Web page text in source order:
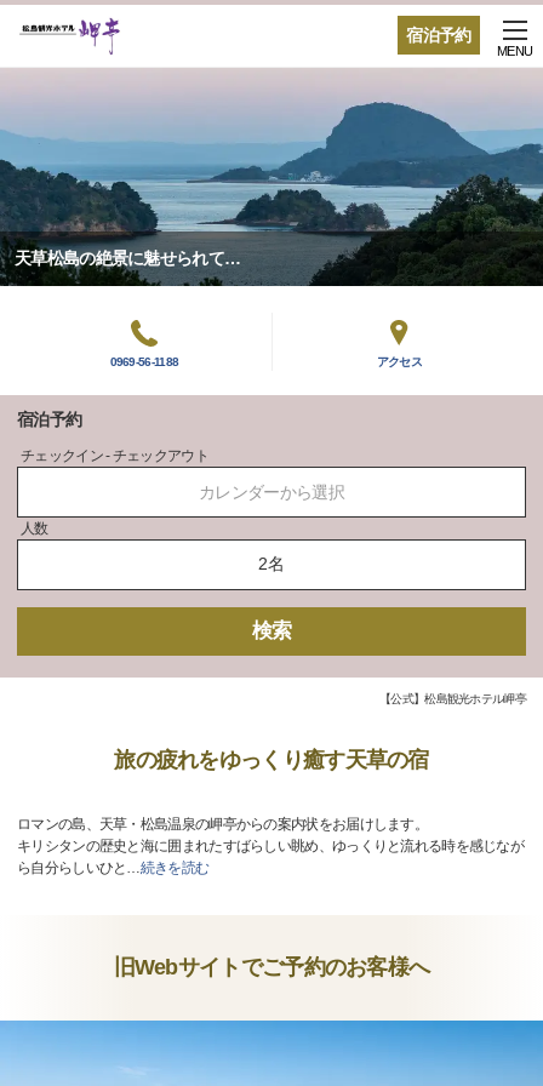
宿泊予約
MENU
天草松島の絶景に魅せられて…
0969-56-1188 アクセス
宿泊予約
チェックイン - チェックアウト
カレンダーから選択
人数
検索
【公式】松島観光ホテル岬亭
旅の疲れをゆっくり癒す天草の宿
ロマンの島、天草・松島温泉の岬亭からの案内状をお届けします。
キリシタンの歴史と海に囲まれたすばらしい眺め、ゆっくりと流れる時を感じなが
ら自分らしいひと …続きを読む
旧Webサイトでご予約のお客様へ